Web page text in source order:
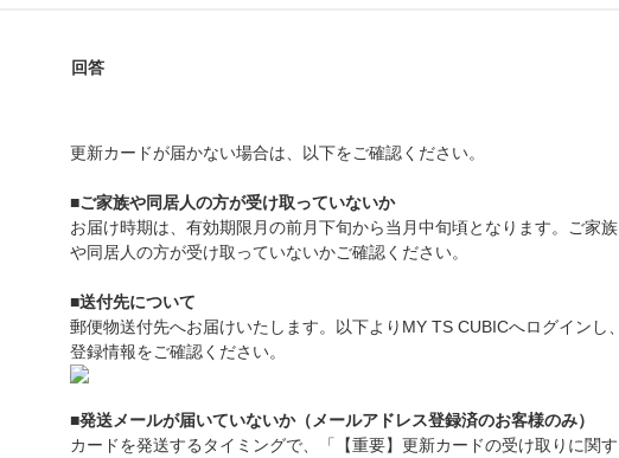
回答
更新カードが届かない場合は、以下をご確認ください。
■ご家族や同居人の方が受け取っていないか
お届け時期は、有効期限月の前月下旬から当月中旬頃となります。ご家族
や同居人の方が受け取っていないかご確認ください。
■送付先について
郵便物送付先へお届けいたします。以下よりMY TS CUBICへログインし、
登録情報をご確認ください。
■発送メールが届いていないか（メールアドレス登録済のお客様のみ）
カードを発送するタイミングで、「【重要】更新カードの受け取りに関す